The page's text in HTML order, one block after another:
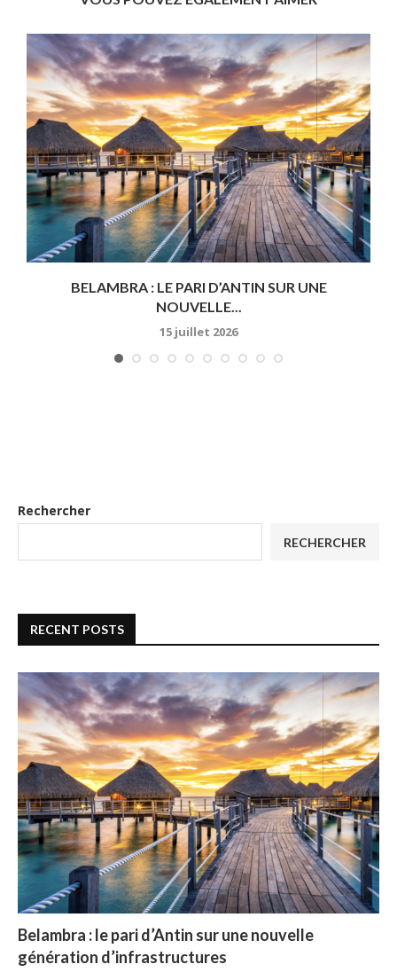
BELAMBRA : LE PARI D’ANTIN SUR UNE
NOUVELLE...
15 juillet 2026
Rechercher
RECHERCHER
RECENT POSTS
Belambra : le pari d’Antin sur une nouvelle
génération d’infrastructures